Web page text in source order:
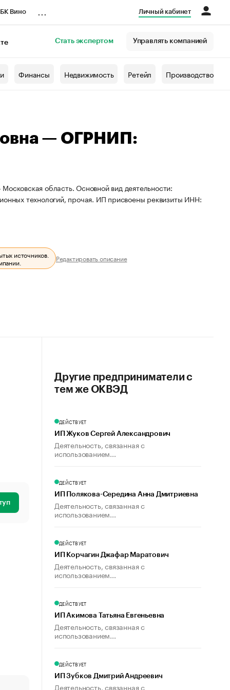
Вино Личный кабинет
Стать экспертом Управлять компанией
Финансы Недвижимость Ретейл Производство
— ОГРНИП:
область. Основной вид деятельности:
технологий, прочая. ИП присвоены реквизиты ИНН:
источников.
Редактировать описание
Другие предприниматели с
тем же ОКВЭД
ДЕЙСТВУЕТ
ИП Жуков Сергей Александрович
Деятельность, связанная с
использованием...
ДЕЙСТВУЕТ
ИП Полякова-Середина Анна Дмитриевна
Деятельность, связанная с
использованием...
ДЕЙСТВУЕТ
ИП Корчагин Джафар Маратович
Деятельность, связанная с
использованием...
ДЕЙСТВУЕТ
ИП Акимова Татьяна Евгеньевна
Деятельность, связанная с
использованием...
ДЕЙСТВУЕТ
ИП Зубков Дмитрий Андреевич
Деятельность, связанная с